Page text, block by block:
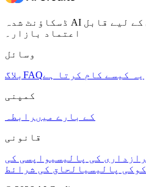
ڈسکاؤنٹ شدہ AI اور کلاؤڈ کریڈٹس کے لیے قابل
اعتماد بازار۔
وسائل
بلاگ FAQیہ کیسے کام کرتا ہے
کمپنی
کے بارے میں رابطہ
قانونی
رازداری کی پالیسی واپسی کی
کوکی پالیسی الحاق کی شرائط